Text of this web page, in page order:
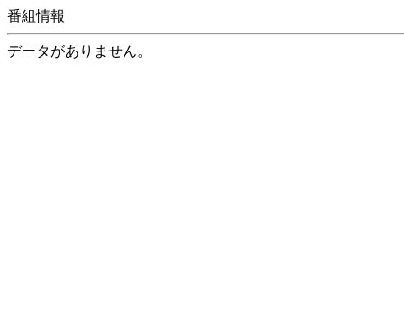
番組情報
データがありません。